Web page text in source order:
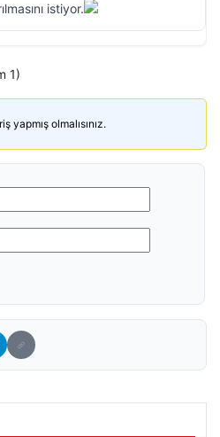
istiyor.
1)
yapmış olmalısınız.